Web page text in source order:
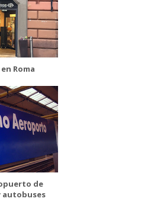
Roma
de
autobuses